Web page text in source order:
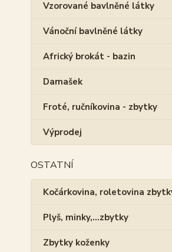
Vzorované bavlněné látky
Vánoční bavlněné látky
Africký brokát - bazin
Damašek
Froté, ručníkovina - zbytky
Výprodej
OSTATNÍ
Kočárkovina, roletovina
Plyš, minky,...zbytky
Zbytky koženky